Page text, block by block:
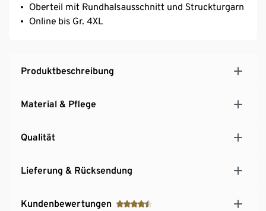
Oberteil mit Rundhalsausschnitt und Struckturgarn
Online bis Gr. 4XL
Produktbeschreibung
Material & Pflege
Qualität
Lieferung & Rücksendung
Kundenbewertungen